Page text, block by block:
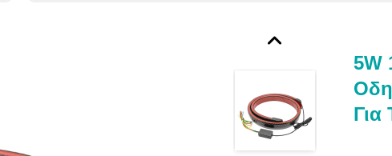
5W
Για